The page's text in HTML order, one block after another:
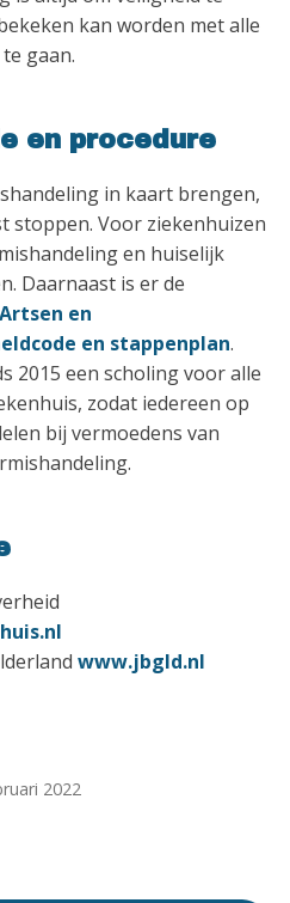
kan worden met alle
gaan.
en procedure
in kaart brengen,
stoppen. Voor ziekenhuizen
en huiselijk
Daarnaast is er de
Artsen en
en stappenplan.
2015 een scholing voor alle
zodat iedereen op
bij vermoedens van
www.jbgld.nl
2022